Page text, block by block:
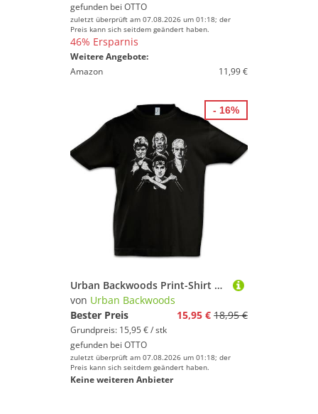
gefunden bei OTTO
zuletzt überprüft am 07.08.2026 um 01:18; der
Preis kann sich seitdem geändert haben.
46% Ersparnis
Weitere Angebote:
Amazon
11,99 €
Urban Backwoods Print-Shirt Karate Rhapsody Kinder T-Shirt The Album Karate Bohemian Queen Kid (1-tlg) Cobra Daniel Kai Mr.
von Urban Backwoods
Bester Preis
15,95 € 18,95 €
Grundpreis: 15,95 € / stk
gefunden bei OTTO
zuletzt überprüft am 07.08.2026 um 01:18; der
Preis kann sich seitdem geändert haben.
Keine weiteren Anbieter
- 16%